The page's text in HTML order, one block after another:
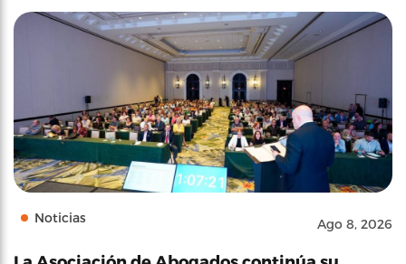
Noticias Ago 8, 2026